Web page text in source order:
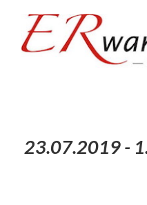
springen
23.07.2019 -